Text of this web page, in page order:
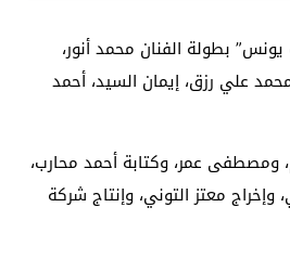
بطولة الفنان محمد أنور،
علي رزق، إيمان السيد، أحمد
عمر، وكتابة أحمد محارب،
معتز التوني، وإنتاج شركة